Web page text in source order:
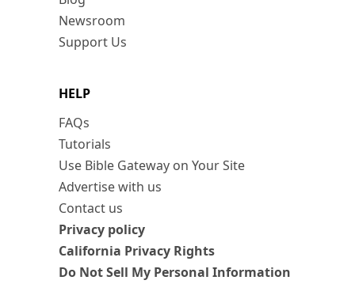
Newsroom
Support Us
HELP
FAQs
Tutorials
Use Bible Gateway on Your Site
Advertise with us
Contact us
Privacy policy
California Privacy Rights
Do Not Sell My Personal Information